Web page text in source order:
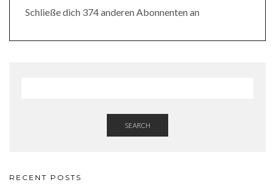
Schließe dich 374 anderen Abonnenten an
SEARCH
RECENT POSTS